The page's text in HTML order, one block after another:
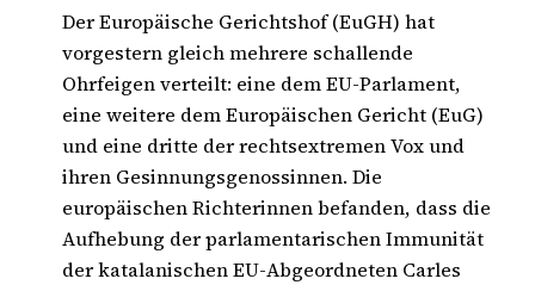
Der Europäische Gerichtshof (EuGH) hat
vorgestern gleich mehrere schallende
Ohrfeigen verteilt: eine dem EU-Parlament,
eine weitere dem Europäischen Gericht (EuG)
und eine dritte der rechtsextremen Vox und
ihren Gesinnungsgenossinnen. Die
europäischen Richterinnen befanden, dass die
Aufhebung der parlamentarischen Immunität
der katalanischen EU-Abgeordneten Carles